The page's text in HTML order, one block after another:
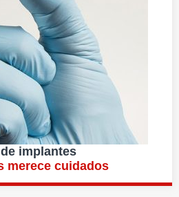
implantes
merece cuidados